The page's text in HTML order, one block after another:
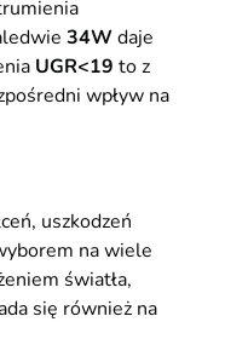
34Wdaje
UGR<19 to z
wpływ na
uszkodzeń
na wiele
światła,
się również na